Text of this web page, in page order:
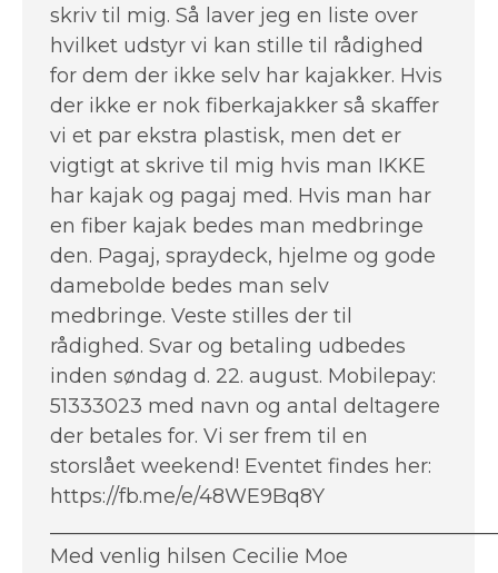
skriv til mig. Så laver jeg en liste over
hvilket udstyr vi kan stille til rådighed
for dem der ikke selv har kajakker. Hvis
der ikke er nok fiberkajakker så skaffer
vi et par ekstra plastisk, men det er
vigtigt at skrive til mig hvis man IKKE
har kajak og pagaj med. Hvis man har
en fiber kajak bedes man medbringe
den. Pagaj, spraydeck, hjelme og gode
damebolde bedes man selv
medbringe. Veste stilles der til
rådighed. Svar og betaling udbedes
inden søndag d. 22. august. Mobilepay:
51333023 med navn og antal deltagere
der betales for. Vi ser frem til en
storslået weekend! Eventet findes her:
https://fb.me/e/48WE9Bq8Y
Med venlig hilsen Cecilie Moe